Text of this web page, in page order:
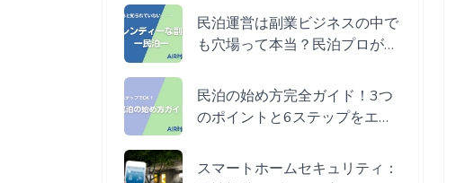
民泊運営は副業ビジネスの中で
も穴場って本当？民泊プロが丁
民泊の始め方完全ガイド！3つ
のポイントと6ステップをエア
スマートホームセキュリティ：